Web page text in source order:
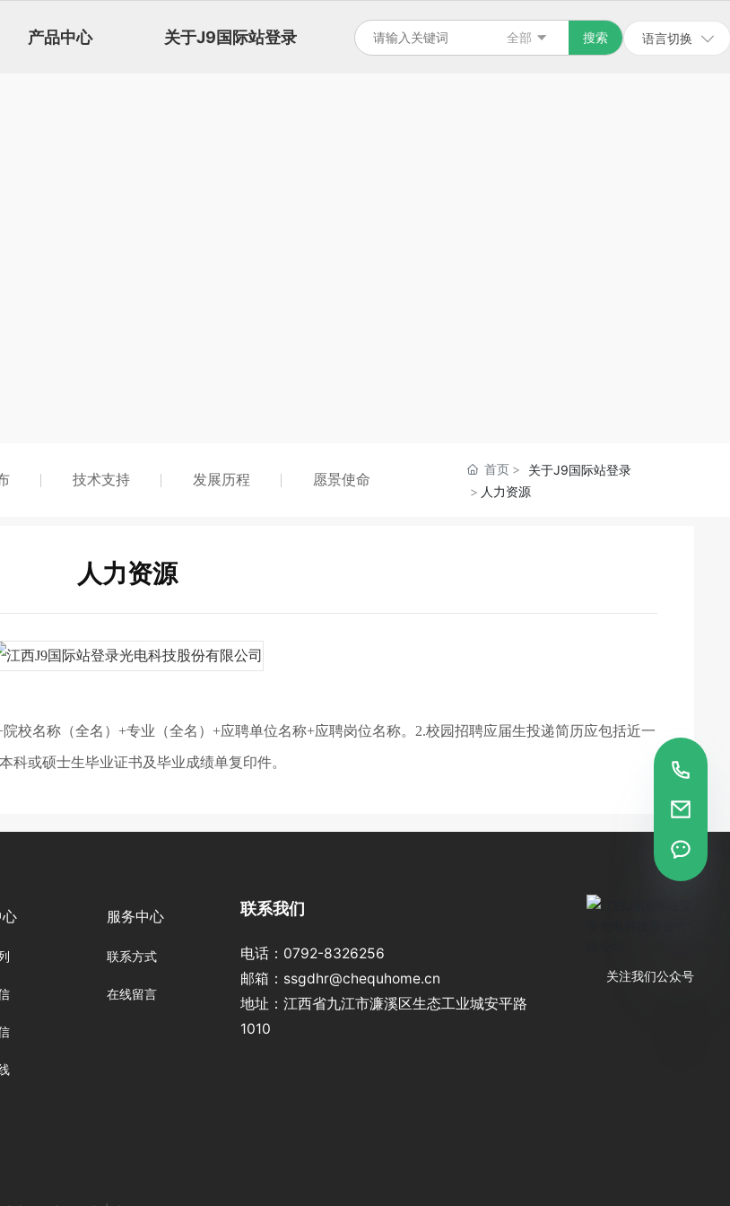
产品中心 关于J9国际站登录 全部 搜索 语言切换
技术支持 发展历程 愿景使命
首页
关于J9国际站登录
人力资源
人力资源
+院校名称（全名）+专业（全名）+应聘单位名称+应聘岗位名称。2.校园招聘应届生投递简历应包括近一
科或硕士生毕业证书及毕业成绩单复印件。
服务中心
联系方式
在线留言
联系我们
电话： 0792-8326256
邮箱： ssgdhr@chequhome.cn
地址：江西省九江市濂溪区生态工业城安平路
1010
关注我们公众号